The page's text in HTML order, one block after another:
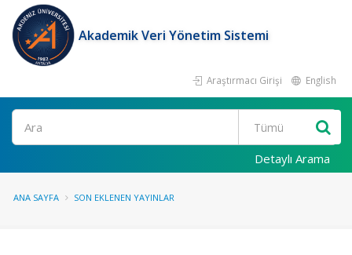
Akademik Veri Yönetim Sistemi
Araştırmacı Girişi English
Ara
Detaylı Arama
ANA SAYFA SON EKLENEN YAYINLAR